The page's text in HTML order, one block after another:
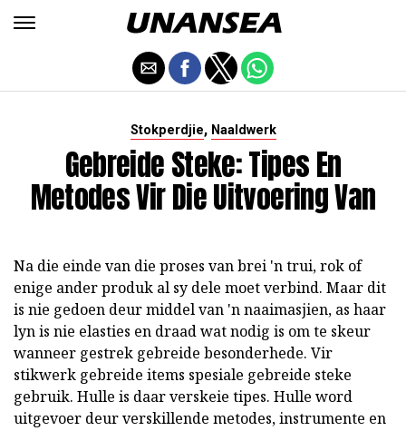
Stokperdjie, Naaldwerk
Gebreide Steke: Tipes En
Metodes Vir Die Uitvoering Van
Na die einde van die proses van brei 'n trui, rok of
enige ander produk al sy dele moet verbind. Maar dit
is nie gedoen deur middel van 'n naaimasjien, as haar
lyn is nie elasties en draad wat nodig is om te skeur
wanneer gestrek gebreide besonderhede. Vir
stikwerk gebreide items spesiale gebreide steke
gebruik. Hulle is daar verskeie tipes. Hulle word
uitgevoer deur verskillende metodes, instrumente en